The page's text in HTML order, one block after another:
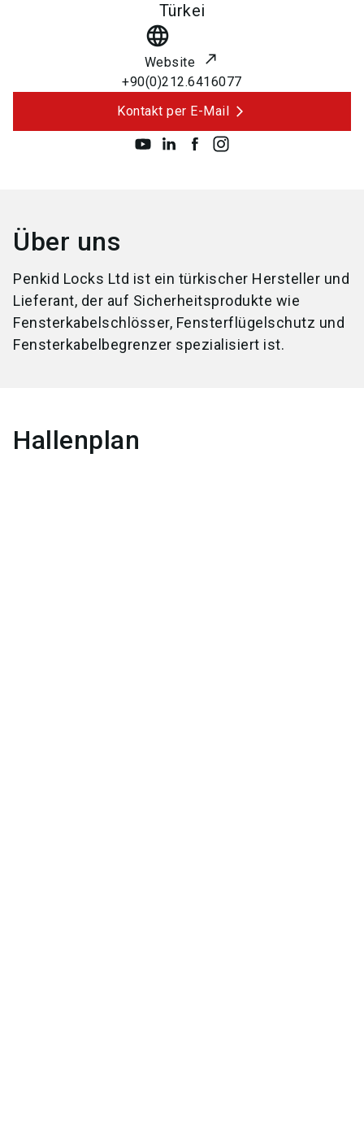
Türkei
language
Website
+90(0)212.6416077
Kontakt per E-Mail
Über uns
Penkid Locks Ltd ist ein türkischer Hersteller und
Lieferant, der auf Sicherheitsprodukte wie
Fensterkabelschlösser, Fensterflügelschutz und
Fensterkabelbegrenzer spezialisiert ist.
Hallenplan